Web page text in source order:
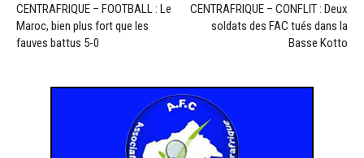
CENTRAFRIQUE – FOOTBALL : Le
Maroc, bien plus fort que les
fauves battus 5-0
CENTRAFRIQUE – CONFLIT : Deux
soldats des FAC tués dans la
Basse Kotto